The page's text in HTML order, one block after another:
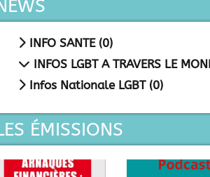
INFO SANTE (0)
INFOS LGBT A TRAVERS LE
Infos Nationale LGBT (0)
ÉMISSIONS